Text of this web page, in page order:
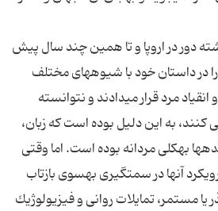
دور در اروپا و تا همین چند سال پیش
در داستان خود با شیوه‏هاى مختلف
مرد قرار مى‏دادند و نتوانسته
كنند، به این دلیل بوده است كه زبان،
به‏كلى مردانه بوده است. اما وقتى
آنها در سمت‏گیرى به‏سوى بازتاب
یا مستمر، تمایلات روانى و فیزیولوژیك